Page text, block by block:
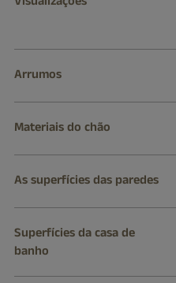
Arrumos
Materiais do chão
As superfícies das paredes
Superfícies da casa de
banho